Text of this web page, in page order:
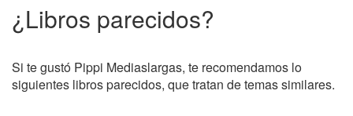
¿Libros parecidos?
Si te gustó Pippi Mediaslargas, te recomendamos lo
siguientes libros parecidos, que tratan de temas similares.